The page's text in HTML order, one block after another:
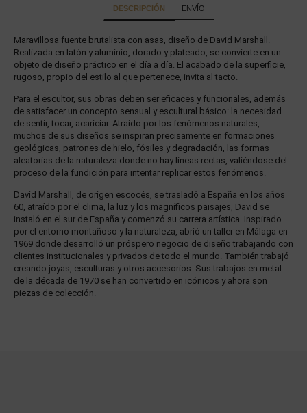
DESCRIPCIÓN ENVÍO
Maravillosa fuente brutalista con asas, diseño de David Marshall.
Realizada en latón y aluminio, dorado y plateado, se convierte en un
objeto de diseño práctico en el día a día. El acabado de la superficie,
rugoso, propio del estilo al que pertenece, invita al tacto.
Para el escultor, sus obras deben ser eficaces y funcionales, además
de satisfacer un concepto sensual y escultural básico: la necesidad
de sentir, tocar, acariciar. Atraído por los fenómenos naturales,
muchos de sus diseños se inspiran precisamente en formaciones
geológicas, patrones de hielo, fósiles y degradación, las formas
aleatorias de la naturaleza donde no hay líneas rectas, valiéndose del
proceso de la fundición para intentar replicar estos fenómenos.
David Marshall, de origen escocés, se trasladó a España en los años
60, atraído por el clima, la luz y los magníficos paisajes, David se
instaló en el sur de España y comenzó su carrera artística. Inspirado
por el entorno montañoso y la naturaleza, abrió un taller en Málaga en
1969 donde desarrolló un próspero negocio de diseño trabajando con
clientes institucionales y privados de todo el mundo. También trabajó
creando joyas, esculturas y otros accesorios. Sus trabajos en metal
de la década de 1970 se han convertido en icónicos y ahora son
piezas de colección.